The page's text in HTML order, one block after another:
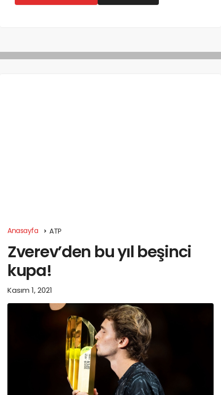
Anasayfa ATP
Zverev’den bu yıl beşinci
kupa!
Kasım 1, 2021